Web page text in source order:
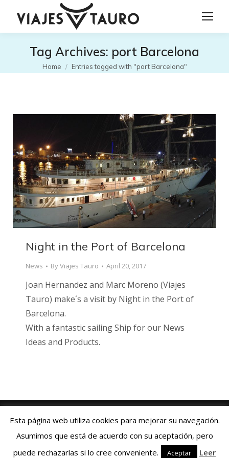
Tag Archives: port Barcelona
You are here:
Home Entries tagged with "port Barcelona"
Night in the Port of Barcelona
News ByViajes Tauro April 20, 2017
Joan Hernandez and Marc Moreno (Viajes
Tauro) make´s a visit by Night in the Port of
Barcelona.
With a fantastic sailing Ship for our News
Ideas and Products.
Aviso Legal|Política de Cookies|Contacto:+34 93 769 06 55
Esta página web utiliza cookies para mejorar su navegación.
Asumimos que está de acuerdo con su aceptación, pero
puede rechazarlas si lo cree conveniente.
Aceptar Leer
English
Français